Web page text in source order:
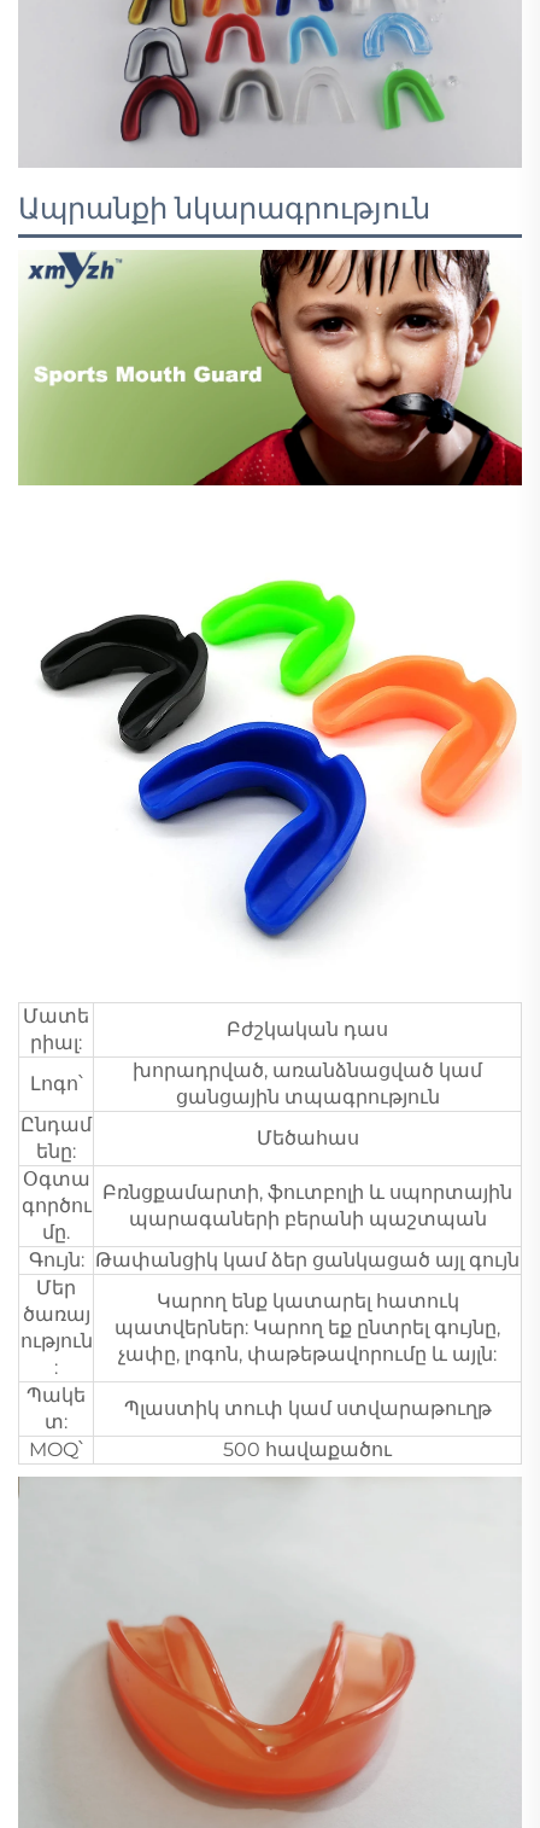
Ապրանքի նկարագրություն
Մատե
րիալ:
Բժշկական դաս
Լոգո՝
խորադրված, առանձնացված կամ
ցանցային տպագրություն
Ընդամ
ենը:
Մեծահաս
Օգտա
գործու
մը.
Բռնցքամարտի, ֆուտբոլի և սպորտային
պարագաների բերանի պաշտպան
Գույն: Թափանցիկ կամ ձեր ցանկացած այլ գույն
Մեր
ծառայ
ություն
:
Կարող ենք կատարել հատուկ
պատվերներ: Կարող եք ընտրել գույնը,
չափը, լոգոն, փաթեթավորումը և այլն:
Պակե
տ:
Պլաստիկ տուփ կամ ստվարաթուղթ
MOQ՝
500 հավաքածու